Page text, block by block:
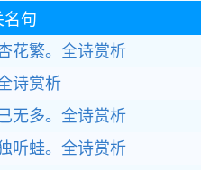
名句
花繁。全诗赏析
诗赏析
无多。全诗赏析
听蛙。全诗赏析